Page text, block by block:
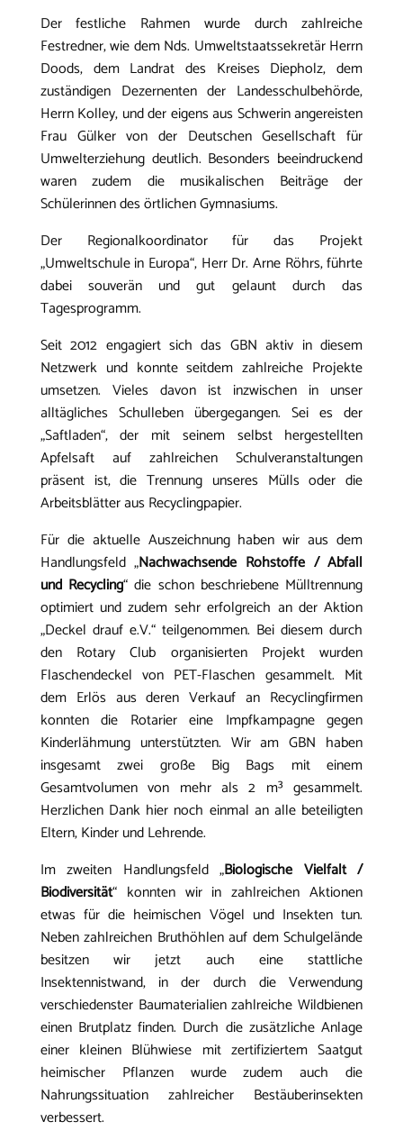
Der festliche Rahmen wurde durch zahlreiche
Festredner, wie dem Nds. Umweltstaatssekretär Herrn
Doods, dem Landrat des Kreises Diepholz, dem
zuständigen Dezernenten der Landesschulbehörde,
Herrn Kolley, und der eigens aus Schwerin angereisten
Frau Gülker von der Deutschen Gesellschaft für
Umwelterziehung deutlich. Besonders beeindruckend
waren zudem die musikalischen Beiträge der
Schülerinnen des örtlichen Gymnasiums.
Der Regionalkoordinator für das Projekt
„Umweltschule in Europa“, Herr Dr. Arne Röhrs, führte
dabei souverän und gut gelaunt durch das
Tagesprogramm.
Seit 2012 engagiert sich das GBN aktiv in diesem
Netzwerk und konnte seitdem zahlreiche Projekte
umsetzen. Vieles davon ist inzwischen in unser
alltägliches Schulleben übergegangen. Sei es der
„Saftladen“, der mit seinem selbst hergestellten
Apfelsaft auf zahlreichen Schulveranstaltungen
präsent ist, die Trennung unseres Mülls oder die
Arbeitsblätter aus Recyclingpapier.
Für die aktuelle Auszeichnung haben wir aus dem
Handlungsfeld „Nachwachsende Rohstoffe / Abfall
und Recycling“ die schon beschriebene Mülltrennung
optimiert und zudem sehr erfolgreich an der Aktion
„Deckel drauf e.V.“ teilgenommen. Bei diesem durch
den Rotary Club organisierten Projekt wurden
Flaschendeckel von PET-Flaschen gesammelt. Mit
dem Erlös aus deren Verkauf an Recyclingfirmen
konnten die Rotarier eine Impfkampagne gegen
Kinderlähmung unterstützten. Wir am GBN haben
insgesamt zwei große Big Bags mit einem
Gesamtvolumen von mehr als 2 m³ gesammelt.
Herzlichen Dank hier noch einmal an alle beteiligten
Eltern, Kinder und Lehrende.
Im zweiten Handlungsfeld „Biologische Vielfalt /
Biodiversität“ konnten wir in zahlreichen Aktionen
etwas für die heimischen Vögel und Insekten tun.
Neben zahlreichen Bruthöhlen auf dem Schulgelände
besitzen wir jetzt auch eine stattliche
Insektennistwand, in der durch die Verwendung
verschiedenster Baumaterialien zahlreiche Wildbienen
einen Brutplatz finden. Durch die zusätzliche Anlage
einer kleinen Blühwiese mit zertifiziertem Saatgut
heimischer Pflanzen wurde zudem auch die
Nahrungssituation zahlreicher Bestäuberinsekten
verbessert.